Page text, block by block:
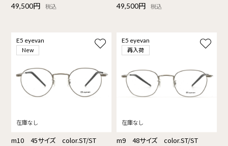
49,500円 税込 49,500円 税込
E5 eyevan
New
m10 45サイズ color.ST/ST
E5 eyevan
再入荷
m9 48サイズ color.ST/ST